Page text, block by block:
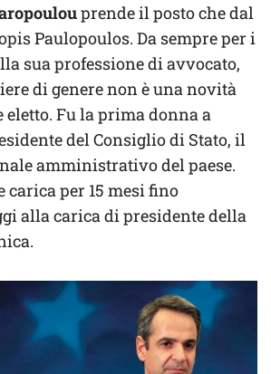
prende il posto che dal
Paulopoulos. Da sempre per i
sua professione di avvocato,
di genere non è una novità
Fu la prima donna a
del Consiglio di Stato, il
amministrativo del paese.
carica per 15 mesi fino
alla carica di presidente della